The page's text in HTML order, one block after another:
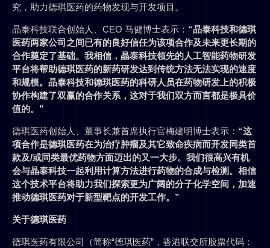
究，助力德琪医药的药物发现与开发项目。
晶泰科技联合创始人、CEO 马健博士表示： “晶泰科技和德琪
医药两家公司之间已有的良好信任为该项合作及未来更长期的
合作奠定了基础。我相信，晶泰科技领先的人工智能药物研发
平台将帮助德琪医药的新药研发达到传统方法无法实现的速度
和规模。晶泰科技和德琪医药的科研人员在药物研发上的积极
协作构建了双赢的合作关系，这对于我们双方而言都是极具价
值的。”
德琪医药创始人、董事长兼首席执行官梅建明博士表示： “这
项合作是德琪医药在为治疗肿瘤及其它致命疾病而开发同类首
款及/或同类最优药物方面迈出的又一大步。我们很高兴有机
会与晶泰科技一起利用计算方法进行药物的合成与检测。相信
这个技术平台将助力我们探索更为广阔的分子化学空间，加速
推动德琪医药对于新型靶点的开发工作。”
关于德琪医药
德琪医药有限公司（简称“德琪医药”，香港联交所股票代码：